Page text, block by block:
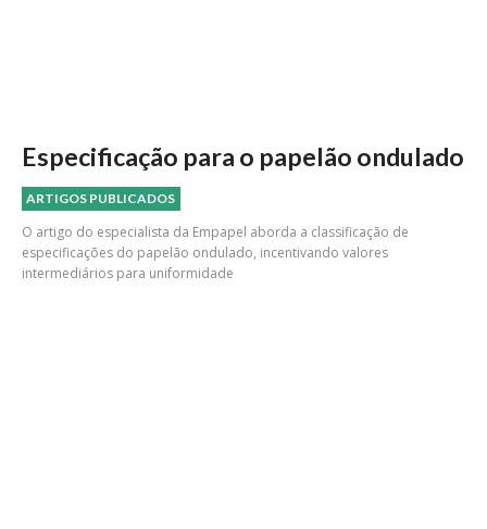
Especificação para o papelão ondulado
ARTIGOS PUBLICADOS
O artigo do especialista da Empapel aborda a classificação de
especificações do papelão ondulado, incentivando valores
intermediários para uniformidade